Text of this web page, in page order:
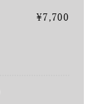
¥7,700